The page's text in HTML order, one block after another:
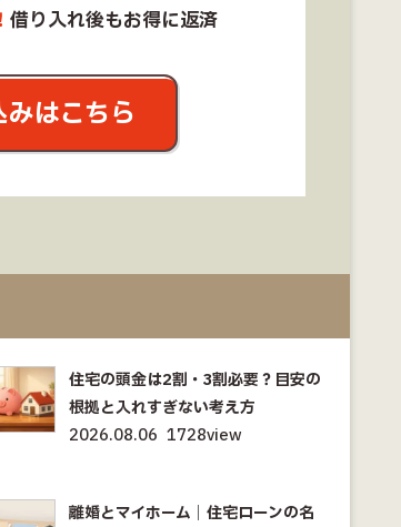
借り入れ後もお得に返済
はこちら
住宅の頭金は2割・3割必要？目安の
根拠と入れすぎない考え方
2026.08.06 1728view
離婚とマイホーム｜住宅ローンの名